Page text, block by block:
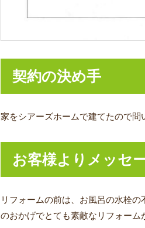
契約の決め手
家をシアーズホームで建てたので問
お客様よりメッセ
リフォームの前は、お風呂の水栓
のおかげでとても素敵なリフォーム